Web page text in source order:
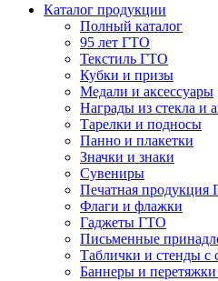
Каталог продукции
Полный каталог
95 лет ГТО
Текстиль ГТО
Кубки и призы
Медали и аксессуары
Награды из стекла и
Тарелки и подносы
Панно и плакетки
Значки и знаки
Сувениры
Печатная продукция
Флаги и флажки
Гаджеты ГТО
Письменные
Таблички и стенды
Баннеры и